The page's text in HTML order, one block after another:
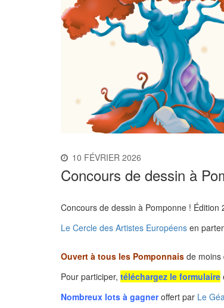
10 FÉVRIER 2026
Concours de dessin à
Concours de dessin à Pomponne ! Édition
Le Cercle des Artistes Européens en
Ouvert à tous les Pomponnais de moins
Pour participer, téléchargez le formulaire
Nombreux lots à gagneroffert par Le